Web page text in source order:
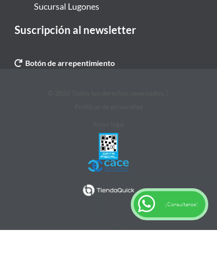
Sucursal Lugones
Suscripción al newsletter
Botón de arrepentimiento
¡Consultanos!